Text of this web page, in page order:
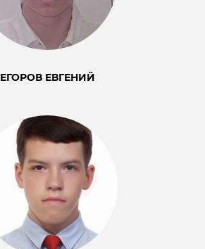
ЕГОРОВ ЕВГЕНИЙ